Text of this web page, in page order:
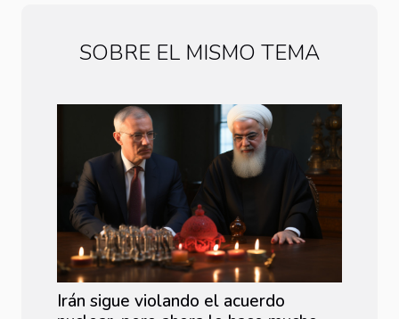
SOBRE EL MISMO TEMA
Irán sigue violando el acuerdo